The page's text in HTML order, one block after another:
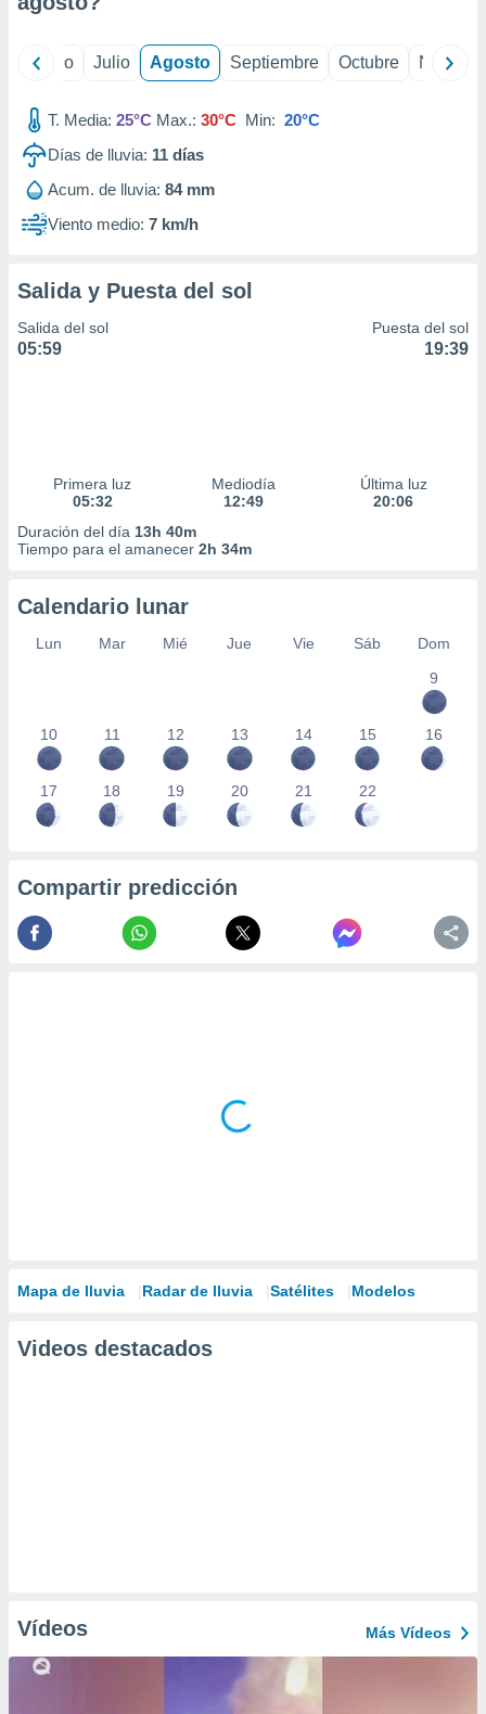
mediante
publicidad
publicidad
1199
Junio Julio Agosto Septiembre Octubre
T. Media: 25°C Max.: 30°C Min: 20°C
Días de lluvia: 11 días
Acum. de lluvia: 84 mm
Viento medio: 7 km/h
Salida y Puesta del sol
Salida del sol
05:59
Puesta del sol
19:39
Primera luz
05:32
Mediodía
12:49
Última luz
20:06
Duración del día 13h 40m
Tiempo para el amanecer 2h 34m
Calendario lunar
Lun Mar Mié Jue Vie Sáb
Dom
9
10 11 12 13 14 15 16
17 18 19 20 21 22
Compartir predicción
Mapa de lluvia Radar de lluvia Satélites Modelos
Videos destacados
Vídeos Más Vídeos